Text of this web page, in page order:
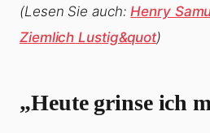
(Lesen Sie auch:Henry
Ziemlich Lustig&quot)
„Heute grinse ich